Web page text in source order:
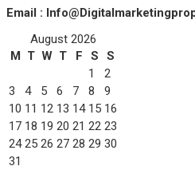
Email :
August 2026
M
T W T F S
S
1
2
3
4 5 6 7 8
9
10 11 12 13 14 15 16
17 18 19 20 21 22 23
24 25 26 27 28 29 30
31